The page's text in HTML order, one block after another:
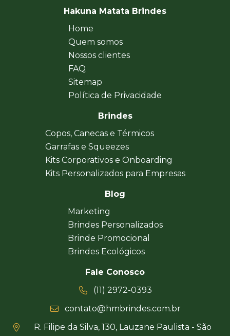
Hakuna Matata Brindes
Home
Quem somos
Nossos clientes
FAQ
Sitemap
Política de Privacidade
Brindes
Copos, Canecas e Térmicos
Garrafas e Squeezes
Kits Corporativos e Onboarding
Kits Personalizados para Empresas
Blog
Marketing
Brindes Personalizados
Brinde Promocional
Brindes Ecológicos
Fale Conosco
(11) 2972-0393
contato@hmbrindes.com.br
R. Filipe da Silva, 130, Lauzane Paulista - São